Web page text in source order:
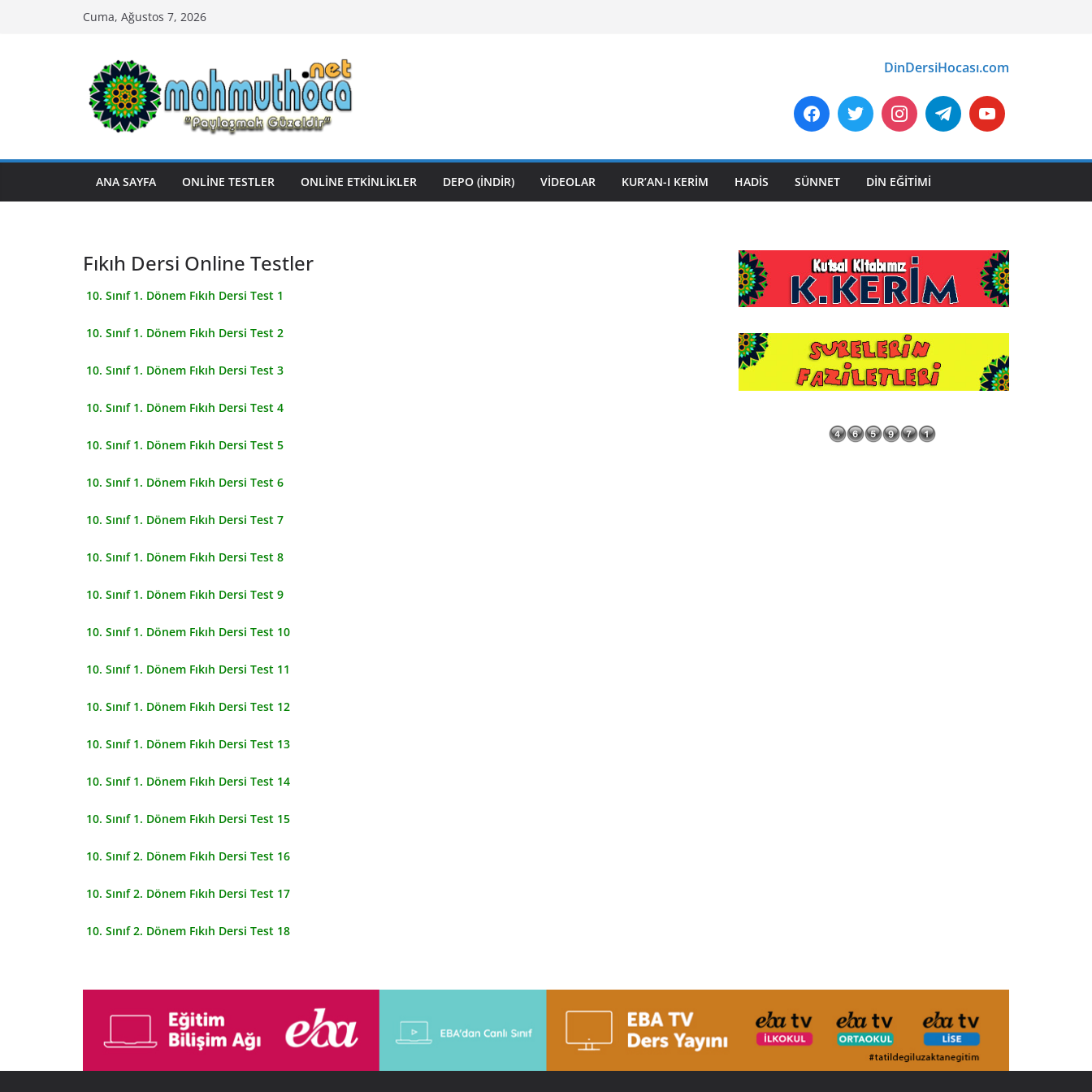
Cuma, Ağustos 7, 2026
DinDersiHocası.com
ANA SAYFA ONLİNE TESTLER ONLİNE ETKİNLİKLER DEPO (İNDİR) VİDEOLAR KUR’AN-I KERİM HADİS SÜNNET DİN EĞİTİMİ
Fıkıh Dersi Online Testler
10. Sınıf 1. Dönem Fıkıh Dersi Test 1
10. Sınıf 1. Dönem Fıkıh Dersi Test 2
10. Sınıf 1. Dönem Fıkıh Dersi Test 3
10. Sınıf 1. Dönem Fıkıh Dersi Test 4
10. Sınıf 1. Dönem Fıkıh Dersi Test 5
10. Sınıf 1. Dönem Fıkıh Dersi Test 6
10. Sınıf 1. Dönem Fıkıh Dersi Test 7
10. Sınıf 1. Dönem Fıkıh Dersi Test 8
10. Sınıf 1. Dönem Fıkıh Dersi Test 9
10. Sınıf 1. Dönem Fıkıh Dersi Test 10
10. Sınıf 1. Dönem Fıkıh Dersi Test 11
10. Sınıf 1. Dönem Fıkıh Dersi Test 12
10. Sınıf 1. Dönem Fıkıh Dersi Test 13
10. Sınıf 1. Dönem Fıkıh Dersi Test 14
10. Sınıf 1. Dönem Fıkıh Dersi Test 15
10. Sınıf 2. Dönem Fıkıh Dersi Test 16
10. Sınıf 2. Dönem Fıkıh Dersi Test 17
10. Sınıf 2. Dönem Fıkıh Dersi Test 18